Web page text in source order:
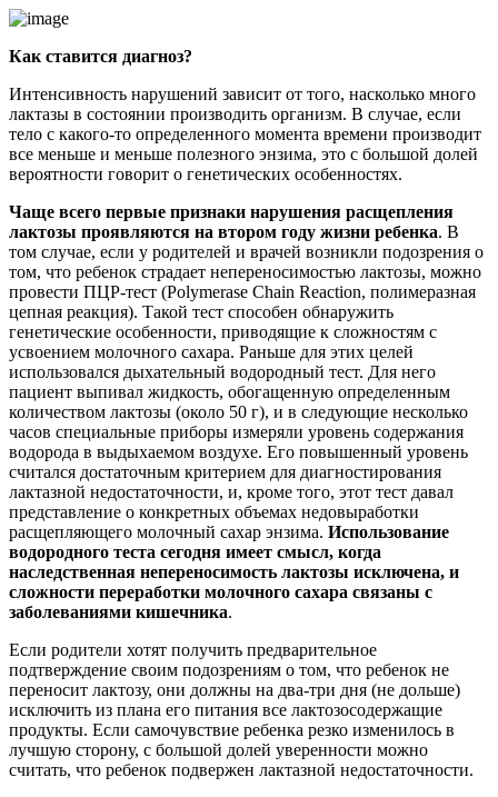
Как ставится диагноз?
Интенсивность нарушений зависит от того, насколько много
лактазы в состоянии производить организм. В случае, если
тело с какого-то определенного момента времени производит
все меньше и меньше полезного энзима, это с большой долей
вероятности говорит о генетических особенностях.
Чаще всего первые признаки нарушения расщепления
лактозы проявляются на втором году жизни ребенка. В
том случае, если у родителей и врачей возникли подозрения о
том, что ребенок страдает непереносимостью лактозы, можно
провести ПЦР-тест (Polymerase Chain Reaction, полимеразная
цепная реакция). Такой тест способен обнаружить
генетические особенности, приводящие к сложностям с
усвоением молочного сахара. Раньше для этих целей
использовался дыхательный водородный тест. Для него
пациент выпивал жидкость, обогащенную определенным
количеством лактозы (около 50 г), и в следующие несколько
часов специальные приборы измеряли уровень содержания
водорода в выдыхаемом воздухе. Его повышенный уровень
считался достаточным критерием для диагностирования
лактазной недостаточности, и, кроме того, этот тест давал
представление о конкретных объемах недовыработки
расщепляющего молочный сахар энзима. Использование
водородного теста сегодня имеет смысл, когда
наследственная непереносимость лактозы исключена, и
сложности переработки молочного сахара связаны с
заболеваниями кишечника.
Если родители хотят получить предварительное
подтверждение своим подозрениям о том, что ребенок не
переносит лактозу, они должны на два-три дня (не дольше)
исключить из плана его питания все лактозосодержащие
продукты. Если самочувствие ребенка резко изменилось в
лучшую сторону, с большой долей уверенности можно
считать, что ребенок подвержен лактазной недостаточности.